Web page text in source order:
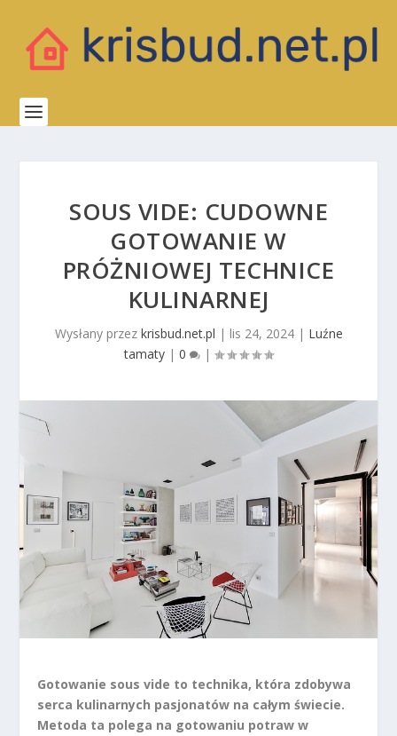
SOUS VIDE: CUDOWNE
GOTOWANIE W
PRÓŻNIOWEJ TECHNICE
KULINARNEJ
Wysłany przez krisbud.net.pl | lis 24, 2024| Luźne
tamaty | 0 |
Gotowanie sous vide to technika, która zdobywa
serca kulinarnych pasjonatów na całym świecie.
Metoda ta polega na gotowaniu potraw w